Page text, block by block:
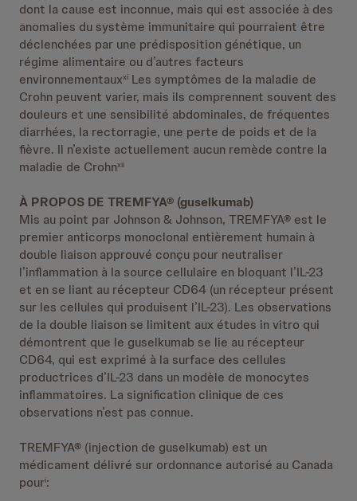
dont la cause est inconnue, mais qui est associée à des
anomalies du système immunitaire qui pourraient être
déclenchées par une prédisposition génétique, un
régime alimentaire ou d’autres facteurs
environnementauxxi Les symptômes de la maladie de
Crohn peuvent varier, mais ils comprennent souvent des
douleurs et une sensibilité abdominales, de fréquentes
diarrhées, la rectorragie, une perte de poids et de la
fièvre. Il n’existe actuellement aucun remède contre la
maladie de Crohnxii
À PROPOS DE TREMFYA® (guselkumab)
Mis au point par Johnson & Johnson, TREMFYA® est le
premier anticorps monoclonal entièrement humain à
double liaison approuvé conçu pour neutraliser
l’inflammation à la source cellulaire en bloquant l’IL-23
et en se liant au récepteur CD64 (un récepteur présent
sur les cellules qui produisent l’IL-23). Les observations
de la double liaison se limitent aux études in vitro qui
démontrent que le guselkumab se lie au récepteur
CD64, qui est exprimé à la surface des cellules
productrices d’IL-23 dans un modèle de monocytes
inflammatoires. La signification clinique de ces
observations n’est pas connue.
TREMFYA® (injection de guselkumab) est un
médicament délivré sur ordonnance autorisé au Canada
pouri: